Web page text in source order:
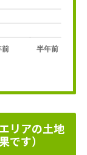
前 半年前
リアの土地
です）